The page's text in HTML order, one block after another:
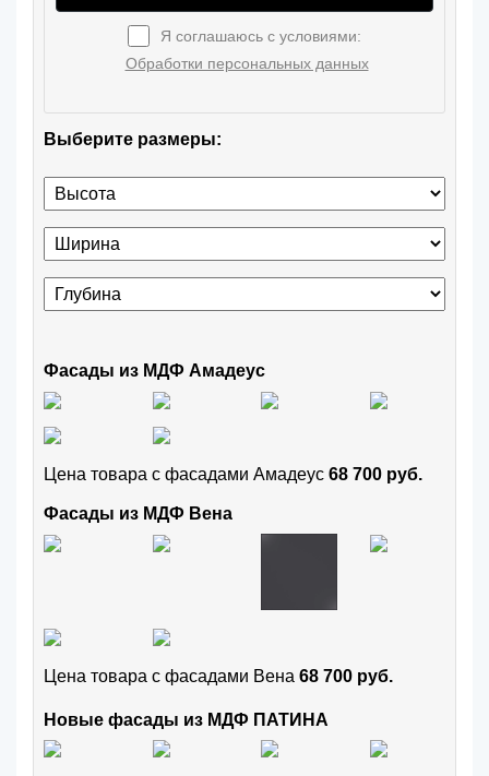
Я соглашаюсь с условиями:
Обработки персональных данных
Выберите размеры:
Фасады из МДФ Амадеус
Цена товара с фасадами Амадеус 68 700 руб.
Фасады из МДФ Вена
Цена товара с фасадами Вена 68 700 руб.
Новые фасады из МДФ ПАТИНА